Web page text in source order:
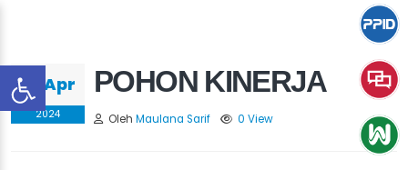
25 Apr
2024
POHON KINERJA
Oleh Maulana Sarif 0 View